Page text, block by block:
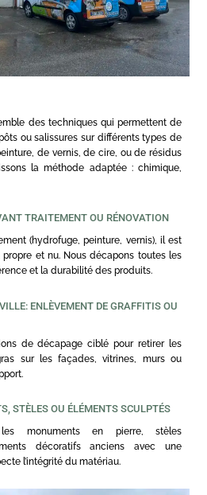
des techniques qui permettent de
ou salissures sur différents types de
de vernis, de cire, ou de résidus
la méthode adaptée : chimique,
TRAITEMENT OU RÉNOVATION
(hydrofuge, peinture, vernis), il est
propre et nu. Nous décapons toutes les
et la durabilité des produits.
ENLÈVEMENT DE GRAFFITIS OU
de décapage ciblé pour retirer les
sur les façades, vitrines, murs ou
STÈLES OU ÉLÉMENTS SCULPTÉS
monuments en pierre, stèles
décoratifs anciens avec une
l’intégrité du matériau.